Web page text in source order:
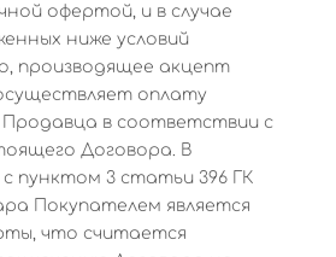
офертой, и в случае
ниже условий
производящее акцепт
оплату
Продавца в соответствии с
Договора. В
пунктом 3 статьи 396 ГК
Покупателем является
что считается